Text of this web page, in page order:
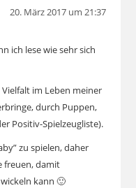
20. März 2017 um 21:37
ich lese wie sehr sich
im Leben meiner
durch Puppen,
Positiv-Spielzeugliste).
zu spielen, daher
freuen, damit
kann 🙂